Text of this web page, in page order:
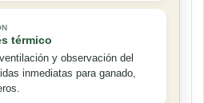
térmico
y observación del
inmediatas para ganado,